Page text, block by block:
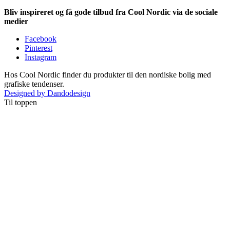
Bliv inspireret og få gode tilbud fra Cool Nordic via de sociale
medier
Facebook
Pinterest
Instagram
Hos Cool Nordic finder du produkter til den nordiske bolig med
grafiske tendenser.
Designed by Dandodesign
Til toppen